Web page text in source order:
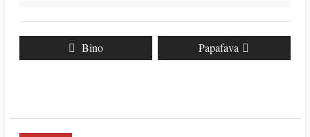
Navigazione
Previous
post:
Bino
Next
post:
Papafava